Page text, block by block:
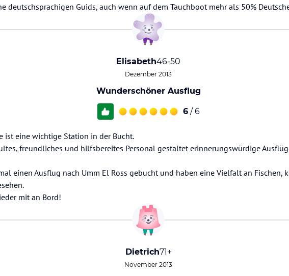
deutschsprachigen Guids, auch wenn auf dem Tauchboot mehr als 50%
Elisabeth46-50
Dezember 2013
Wunderschöner Ausflug
6 / 6
ist eine wichtige Station in der Bucht.
freundliches und hilfsbereites Personal gestaltet erinnerungswürdige
einen Ausflug nach Umm El Ross gebucht und haben eine Vielfalt an Fischen,
mit an Bord!
Dietrich71+
November 2013